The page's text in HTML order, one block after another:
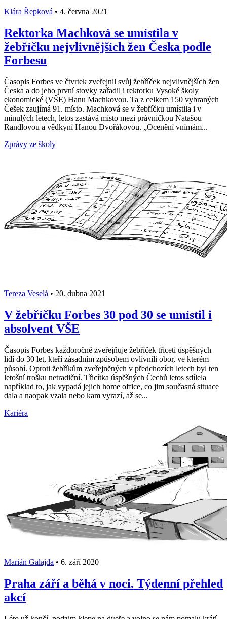
Klára Řepková • 4. června 2021
Rektorka Machková se umístila v
žebříčku nejvlivnějších žen Česka podle
Forbesu
Časopis Forbes ve čtvrtek zveřejnil svůj žebříček nejvlivnějších žen
Česka a do jeho první stovky zařadil i rektorku Vysoké školy
ekonomické (VŠE) Hanu Machkovou. Ta z celkem 150 vybraných
Češek zaujímá 91. místo. Machková se v žebříčku umístila i v
minulých letech, letos zastává místo mezi právničkou Natašou
Randlovou a vědkyní Hanou Dvořákovou. „Ocenění vnímám...
Zprávy ze školy
Tereza Veselá • 20. dubna 2021
V žebříčku Forbes 30 pod 30 se umístil i
absolvent VŠE
Časopis Forbes každoročně zveřejňuje žebříček třiceti úspěšných
lidí do 30 let, kteří zásadním způsobem ovlivnili obor, ve kterém
působí. Oproti žebříkům zveřejněných v předchozích letech byl ten
letošní trošku netradiční. Třicítka úspěšných Čechů letos sdílela
například to, jak vypadá jejich home office, co jim současná situace
dala a naopak vzala nebo kam vyrazí, až se...
Kariéra
Marián Galajda • 6. září 2020
Praha září a běhá v noci. Týdenní přehled
akcí